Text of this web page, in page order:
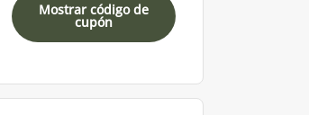
Mostrar código de
cupón